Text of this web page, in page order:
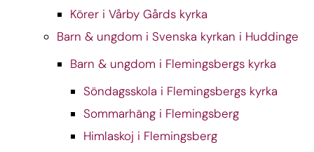
Körer i Vårby Gårds kyrka
Barn & ungdom i Svenska kyrkan i Huddinge
Barn & ungdom i Flemingsbergs kyrka
Söndagsskola i Flemingsbergs kyrka
Sommarhäng i Flemingsberg
Himlaskoj i Flemingsberg